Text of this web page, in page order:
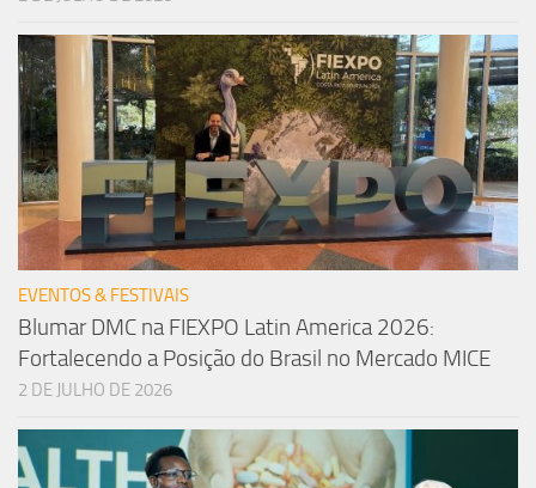
EVENTOS & FESTIVAIS
Blumar DMC na FIEXPO Latin America 2026:
Fortalecendo a Posição do Brasil no Mercado MICE
2 DE JULHO DE 2026